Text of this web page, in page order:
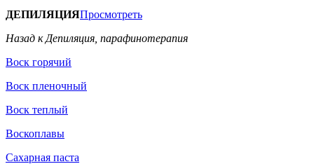
ДЕПИЛЯЦИЯПросмотреть
Назад к Депиляция, парафинотерапия
Воск горячий
Воск пленочный
Воск теплый
Воскоплавы
Сахарная паста